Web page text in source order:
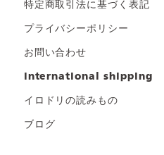
特定商取引法に基づく表記
プライバシーポリシー
お問い合わせ
international shipping
イロドリの読みもの
ブログ